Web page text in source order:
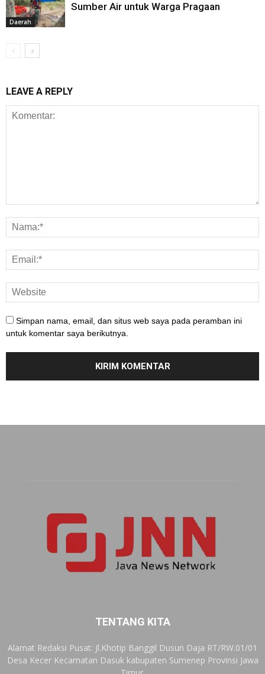
Daerah
Sumber Air untuk Warga Pragaan
LEAVE A REPLY
Simpan nama, email, dan situs web saya pada peramban ini
untuk komentar saya berikutnya.
TENTANG KITA
Alamat Redaksi Pusat: Jl.Khotip Banggil Dusun Daja RT/RW.01/01
Desa Kecer Kecamatan Dasuk kabupaten Sumenep Provinsi Jawa